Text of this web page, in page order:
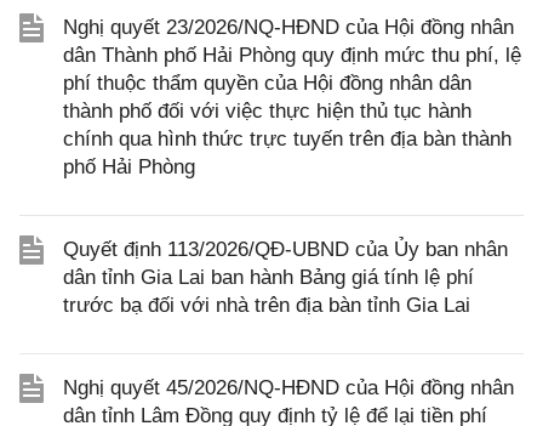
Nghị quyết 23/2026/NQ-HĐND của Hội đồng nhân
dân Thành phố Hải Phòng quy định mức thu phí, lệ
phí thuộc thẩm quyền của Hội đồng nhân dân
thành phố đối với việc thực hiện thủ tục hành
chính qua hình thức trực tuyến trên địa bàn thành
phố Hải Phòng
Quyết định 113/2026/QĐ-UBND của Ủy ban nhân
dân tỉnh Gia Lai ban hành Bảng giá tính lệ phí
trước bạ đối với nhà trên địa bàn tỉnh Gia Lai
Nghị quyết 45/2026/NQ-HĐND của Hội đồng nhân
dân tỉnh Lâm Đồng quy định tỷ lệ để lại tiền phí